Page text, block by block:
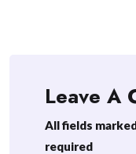
Leave A
All fields
required